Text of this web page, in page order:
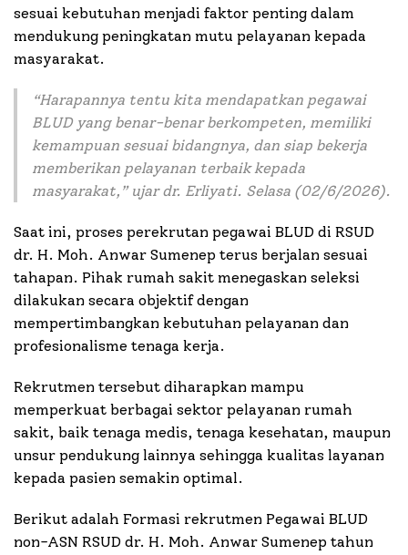
sesuai kebutuhan menjadi faktor penting dalam
mendukung peningkatan mutu pelayanan kepada
masyarakat.
“Harapannya tentu kita mendapatkan pegawai
BLUD yang benar-benar berkompeten, memiliki
kemampuan sesuai bidangnya, dan siap bekerja
memberikan pelayanan terbaik kepada
masyarakat,” ujar dr. Erliyati. Selasa (02/6/2026).
Saat ini, proses perekrutan pegawai BLUD di RSUD
dr. H. Moh. Anwar Sumenep terus berjalan sesuai
tahapan. Pihak rumah sakit menegaskan seleksi
dilakukan secara objektif dengan
mempertimbangkan kebutuhan pelayanan dan
profesionalisme tenaga kerja.
Rekrutmen tersebut diharapkan mampu
memperkuat berbagai sektor pelayanan rumah
sakit, baik tenaga medis, tenaga kesehatan, maupun
unsur pendukung lainnya sehingga kualitas layanan
kepada pasien semakin optimal.
Berikut adalah Formasi rekrutmen Pegawai BLUD
non-ASN RSUD dr. H. Moh. Anwar Sumenep tahun